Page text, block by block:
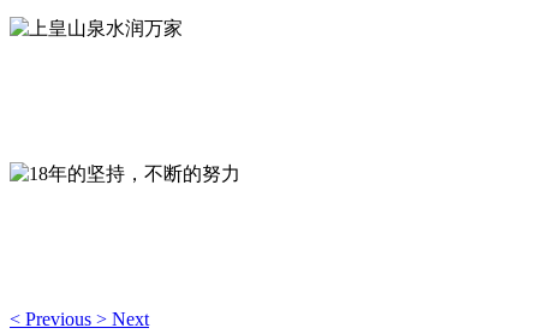
< Previous > Next